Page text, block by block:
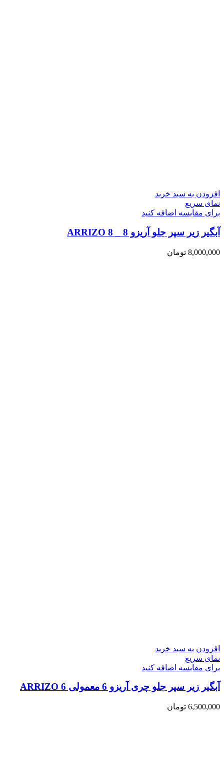
افزودن به سبد خرید
نمای سریع
برای مقایسه اضافه کنید
آبگیر زیر سپر جلو آریزو 8 _ ARRIZO 8
8,000,000 تومان
افزودن به سبد خرید
نمای سریع
برای مقایسه اضافه کنید
آبگیر زیر سپر جلو چری آریزو 6 معمولی ARRIZO 6
6,500,000 تومان